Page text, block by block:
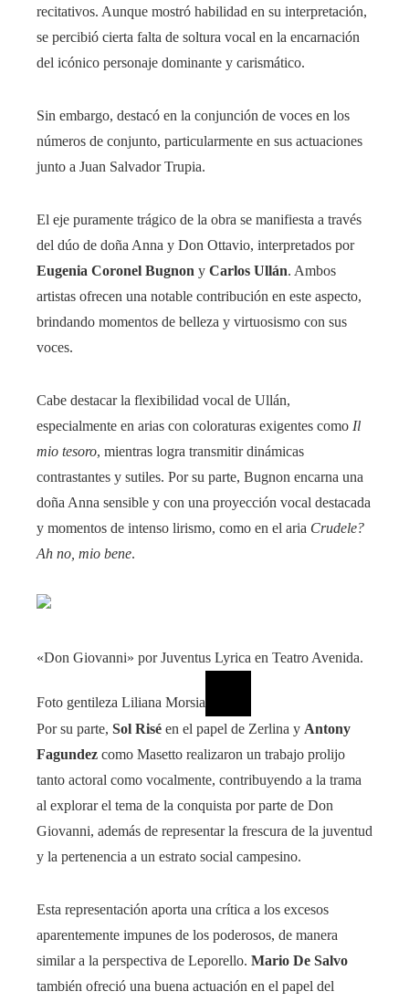
recitativos. Aunque mostró habilidad en su interpretación,
se percibió cierta falta de soltura vocal en la encarnación
del icónico personaje dominante y carismático.
Sin embargo, destacó en la conjunción de voces en los
números de conjunto, particularmente en sus actuaciones
junto a Juan Salvador Trupia.
El eje puramente trágico de la obra se manifiesta a través
del dúo de doña Anna y Don Ottavio, interpretados por
Eugenia Coronel Bugnon y Carlos Ullán. Ambos
artistas ofrecen una notable contribución en este aspecto,
brindando momentos de belleza y virtuosismo con sus
voces.
Cabe destacar la flexibilidad vocal de Ullán,
especialmente en arias con coloraturas exigentes como Il
mio tesoro, mientras logra transmitir dinámicas
contrastantes y sutiles. Por su parte, Bugnon encarna una
doña Anna sensible y con una proyección vocal destacada
y momentos de intenso lirismo, como en el aria Crudele?
Ah no, mio bene.
«Don Giovanni» por Juventus Lyrica en Teatro Avenida.
Foto gentileza Liliana Morsia
Por su parte, Sol Risé en el papel de Zerlina y Antony
Fagundez como Masetto realizaron un trabajo prolijo
tanto actoral como vocalmente, contribuyendo a la trama
al explorar el tema de la conquista por parte de Don
Giovanni, además de representar la frescura de la juventud
y la pertenencia a un estrato social campesino.
Esta representación aporta una crítica a los excesos
aparentemente impunes de los poderosos, de manera
similar a la perspectiva de Leporello. Mario De Salvo
también ofreció una buena actuación en el papel del